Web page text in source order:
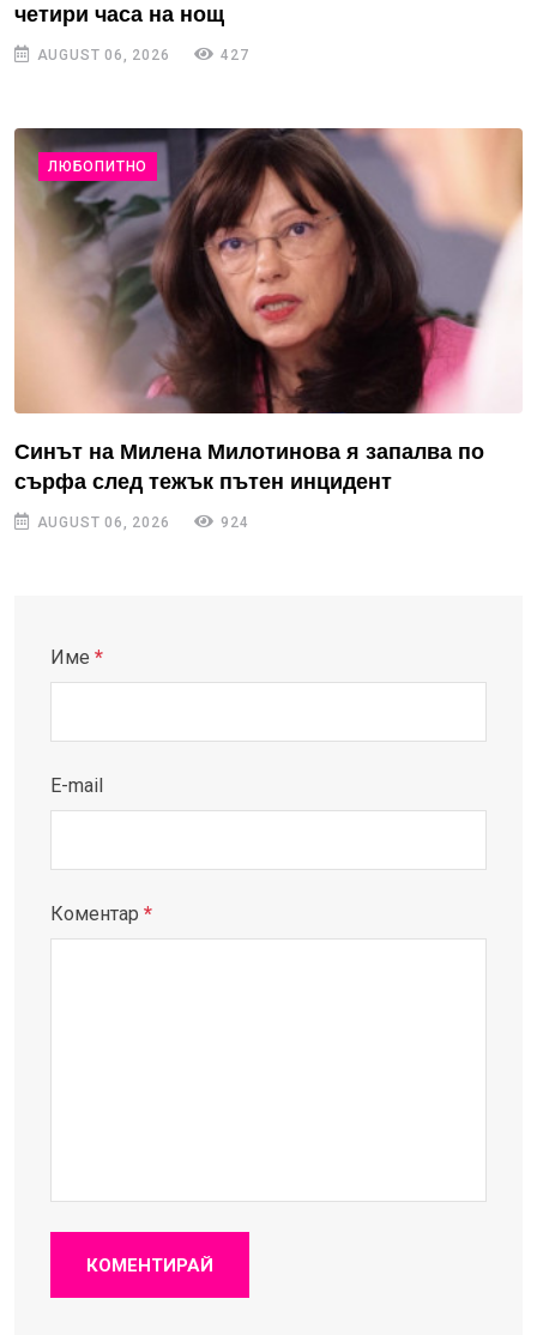
четири часа на нощ
AUGUST 06, 2026 427
ЛЮБОПИТНО
Синът на Милена Милотинова я запалва по
сърфа след тежък пътен инцидент
AUGUST 06, 2026 924
Име *
E-mail
Коментар *
КОМЕНТИРАЙ